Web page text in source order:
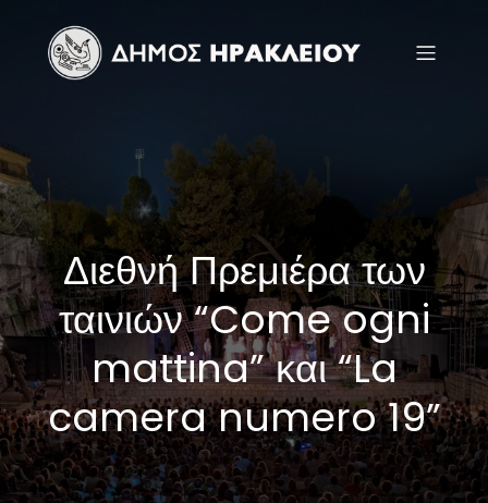
Διεθνή Πρεμιέρα των
ταινιών “Come ogni
mattina” και “La
camera numero 19”